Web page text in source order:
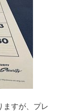
ますが、プレ